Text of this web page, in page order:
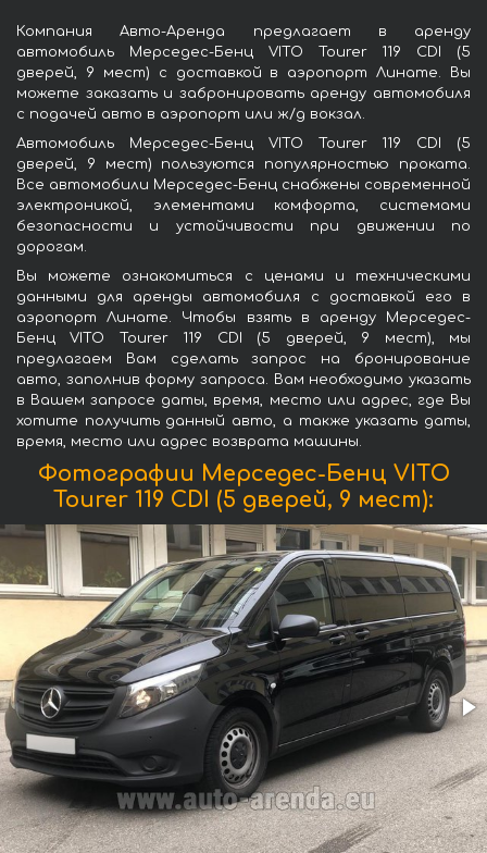
Компания Авто-Аренда предлагает в аренду
автомобиль Мерседес-Бенц VITO Tourer 119 CDI (5
дверей, 9 мест) с доставкой в аэропорт Линате. Вы
можете заказать и забронировать аренду автомобиля
с подачей авто в аэропорт или ж/д вокзал.
Автомобиль Мерседес-Бенц VITO Tourer 119 CDI (5
дверей, 9 мест) пользуются популярностью проката.
Все автомобили Мерседес-Бенц снабжены современной
электроникой, элементами комфорта, системами
безопасности и устойчивости при движении по
дорогам.
Вы можете ознакомиться с ценами и техническими
данными для аренды автомобиля с доставкой его в
аэропорт Линате. Чтобы взять в аренду Мерседес-
Бенц VITO Tourer 119 CDI (5 дверей, 9 мест), мы
предлагаем Вам сделать запрос на бронирование
авто, заполнив форму запроса. Вам необходимо указать
в Вашем запросе даты, время, место или адрес, где Вы
хотите получить данный авто, а также указать даты,
время, место или адрес возврата машины.
Фотографии Мерседес-Бенц VITO
Tourer 119 CDI (5 дверей, 9 мест):